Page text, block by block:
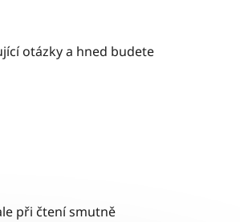
otázky a hned budete
při čtení smutně